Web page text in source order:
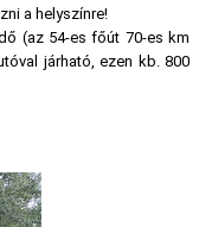
a helyszínre!
(az 54-es főút 70-es km
járható, ezen kb. 800